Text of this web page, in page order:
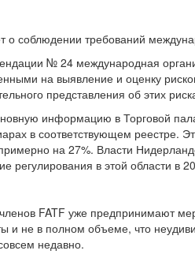
о соблюдении требований
№ 24 международная
на выявление и оценку
представления об этих
информацию в Торговой
в соответствующем реестре.
на 27%. Власти
в этой области в
FATF уже предпринимают
и не в полном объеме, что
недавно.